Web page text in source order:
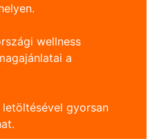
wellness
a
gyorsan